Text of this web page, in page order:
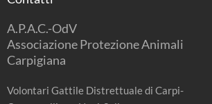
A.P.A.C.-OdV
Associazione Protezione Animali
Carpigiana
Volontari Gattile Distrettuale di Carpi-